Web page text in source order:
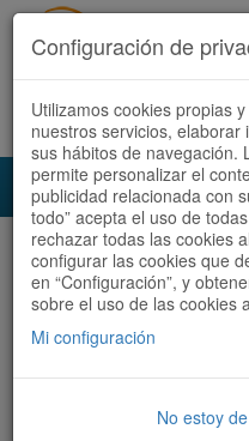
Acceder Registrate
Audioruta Todas las rutas
Todas las rutas
Filtrar las rutas
Configuración de
Utilizamos cookies propias
nuestros servicios,
sus hábitos de navegación.
permite personalizar el
publicidad relacionada con
todo” acepta el uso de
rechazar todas las cookies
configurar las cookies que
en “Configuración”, y
sobre el uso de las cookies
Mi configuración
No estoy